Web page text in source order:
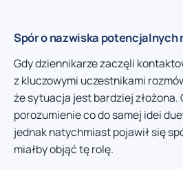
Spór o nazwiska
Gdy dziennikarze zaczęli
z kluczowymi uczestnikami
że sytuacja jest bardziej złożona.
porozumienie co do samej idei
jednak natychmiast pojawił się
miałby objąć tę rolę.